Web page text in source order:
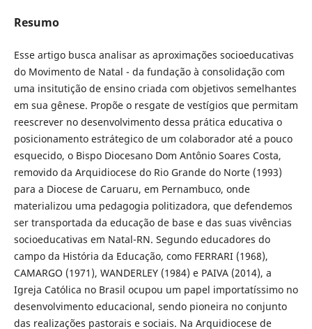
Resumo
Esse artigo busca analisar as aproximações socioeducativas
do Movimento de Natal - da fundação à consolidação com
uma insitutição de ensino criada com objetivos semelhantes
em sua gênese. Propõe o resgate de vestígios que permitam
reescrever no desenvolvimento dessa prática educativa o
posicionamento estrátegico de um colaborador até a pouco
esquecido, o Bispo Diocesano Dom Antônio Soares Costa,
removido da Arquidiocese do Rio Grande do Norte (1993)
para a Diocese de Caruaru, em Pernambuco, onde
materializou uma pedagogia politizadora, que defendemos
ser transportada da educação de base e das suas vivências
socioeducativas em Natal-RN. Segundo educadores do
campo da História da Educação, como FERRARI (1968),
CAMARGO (1971), WANDERLEY (1984) e PAIVA (2014), a
Igreja Católica no Brasil ocupou um papel importatíssimo no
desenvolvimento educacional, sendo pioneira no conjunto
das realizações pastorais e sociais. Na Arquidiocese de